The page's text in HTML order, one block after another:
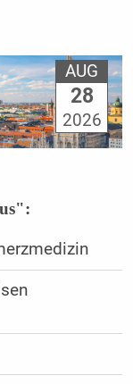
AUG
28
2026